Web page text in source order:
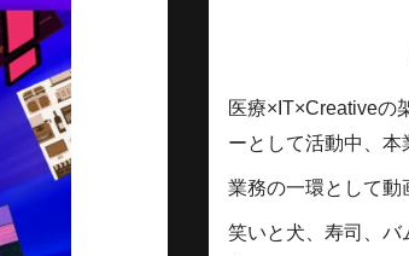
医療×IT×Creativeの
ーとして活動中、本
業務の一環として動
笑いと犬、寿司、バ